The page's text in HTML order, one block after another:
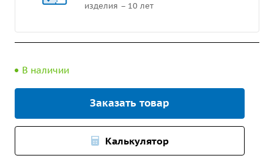
изделия – 10 лет
В наличии
Заказать товар
Калькулятор